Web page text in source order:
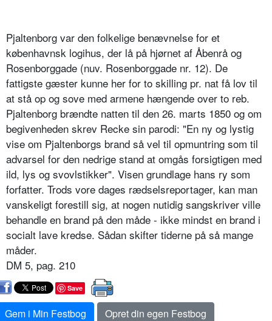
Pjaltenborg var den folkelige benævnelse for et
københavnsk logihus, der lå på hjørnet af Åbenrå og
Rosenborggade (nuv. Rosenborggade nr. 12). De
fattigste gæster kunne her for to skilling pr. nat få lov til
at stå op og sove med armene hængende over to reb.
Pjaltenborg brændte natten til den 26. marts 1850 og om
begivenheden skrev Recke sin parodi: "En ny og lystig
vise om Pjaltenborgs brand så vel til opmuntring som til
advarsel for den nedrige stand at omgås forsigtigen med
ild, lys og svovlstikker". Visen grundlage hans ry som
forfatter. Trods vore dages rædselsreportager, kan man
vanskeligt forestill sig, at nogen nutidig sangskriver ville
behandle en brand på den måde - ikke mindst en brand i
socialt lave kredse. Sådan skifter tiderne på så mange
måder.
DM 5, pag. 210
Save
Gem i Min Festbog
Opret din egen Festbog